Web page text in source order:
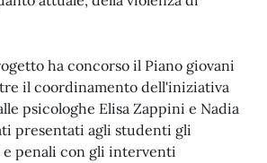
ha concorso il Piano giovani
il coordinamento dell'iniziativa
psicologhe Elisa Zappini e Nadia
presentati agli studenti gli
penali con gli interventi